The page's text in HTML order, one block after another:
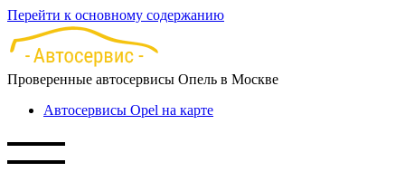
Перейти к основному содержанию
Проверенные автосервисы Опель в Москве
Автосервисы Opel на карте